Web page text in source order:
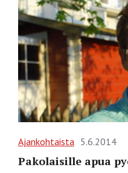
Ajankohtaista 5.6.2014
Pakolaisille apua